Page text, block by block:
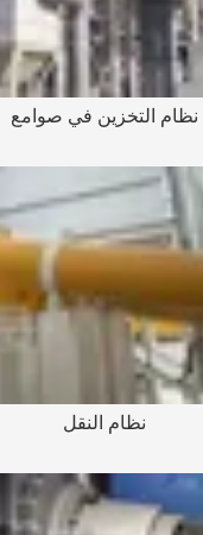
نظام التخزين في صوامع
نظام النقل